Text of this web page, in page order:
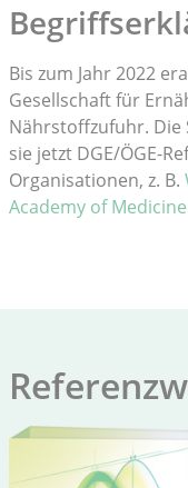
Bis zum Jahr 2022
Gesellschaft für
Nährstoffzufuhr. Die
sie jetzt DGE/ÖGE-
Organisationen, z. B.
Academy of Medicine